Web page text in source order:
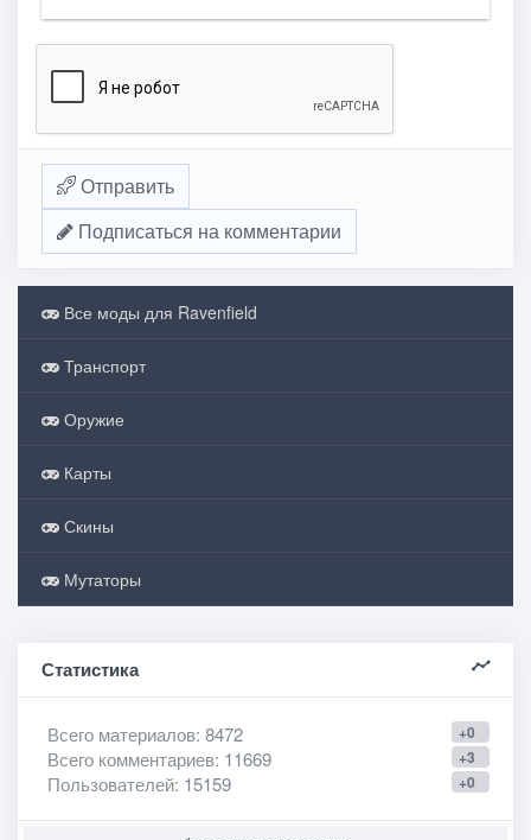
Отправить
Подписаться на комментарии
Все моды для Ravenfield
Транспорт
Оружие
Карты
Скины
Мутаторы
Статистика
+0
Всего материалов: 8472
+3
Всего комментариев: 11669
+0
Пользователей: 15159